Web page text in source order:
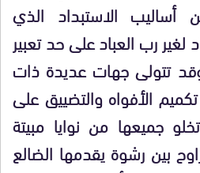
الاستبداد الذي
رب العباد على حد تعبير
تتولى جهات عديدة ذات
الأفواه والتضييق على
تخلو جميعها من نوايا مبيتة
بين رشوة يقدمها الضالع